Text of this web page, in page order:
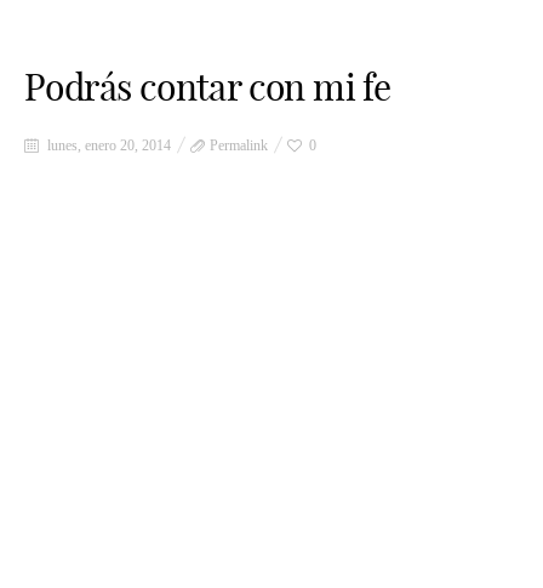
Podrás contar con mi fe
lunes, enero 20, 2014 Permalink 0